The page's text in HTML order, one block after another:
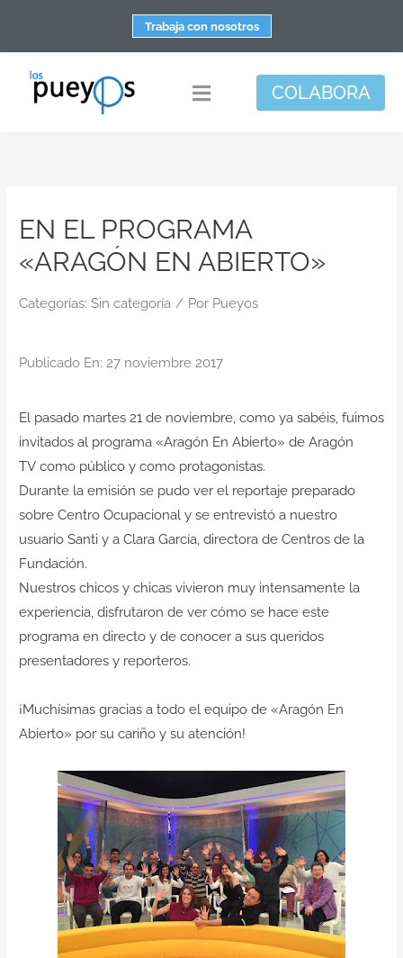
contenido
Trabaja con nosotros
Toggle
Apoyo personal y familiar
Espacio de bienestar
Responsabilidad social
Actualidad
Contacto
COLABORA
EN EL PROGRAMA
«ARAGÓN EN ABIERTO»
Categorías: Sin categoría / Por Pueyos
Publicado En: 27 noviembre 2017
El pasado martes 21 de noviembre, como ya sabéis, fuimos
invitados al programa «Aragón En Abierto» de Aragón
TV como público y como protagonistas.
Durante la emisión se pudo ver el reportaje preparado
sobre Centro Ocupacional y se entrevistó a nuestro
usuario Santi y a Clara García, directora de Centros de la
Fundación.
Nuestros chicos y chicas vivieron muy intensamente la
experiencia, disfrutaron de ver cómo se hace este
programa en directo y de conocer a sus queridos
presentadores y reporteros.
¡Muchísimas gracias a todo el equipo de «Aragón En
Abierto» por su cariño y su atención!